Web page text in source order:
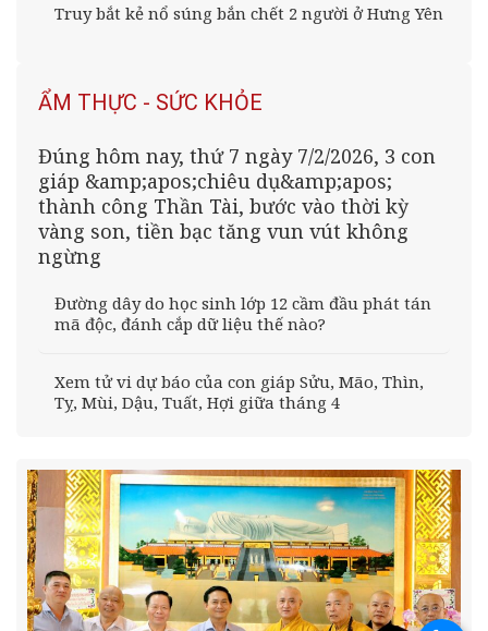
Truy bắt kẻ nổ súng bắn chết 2 người ở Hưng Yên
ẨM THỰC - SỨC KHỎE
Đúng hôm nay, thứ 7 ngày 7/2/2026, 3 con
giáp &amp;apos;chiêu dụ&amp;apos;
thành công Thần Tài, bước vào thời kỳ
vàng son, tiền bạc tăng vun vút không
ngừng
Đường dây do học sinh lớp 12 cầm đầu phát tán
mã độc, đánh cắp dữ liệu thế nào?
Xem tử vi dự báo của con giáp Sửu, Mão, Thìn,
Tỵ, Mùi, Dậu, Tuất, Hợi giữa tháng 4